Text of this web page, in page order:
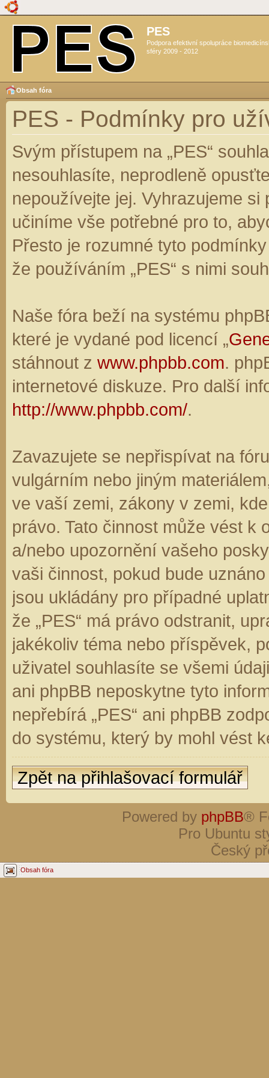
PES
Podpora efektivní spolupráce
sféry 2009 - 2012
Obsah fóra
PES - Podmínky pro
Svým přístupem na „PES“
nesouhlasíte, neprodleně
nepoužívejte jej. Vyhrazujeme
učiníme vše potřebné pro to,
Přesto je rozumné tyto
že používáním „PES“ s nimi
Naše fóra beží na systému
které je vydané pod licencí „
stáhnout z www.phpbb.com.
internetové diskuze. Pro další
http://www.phpbb.com/.
Zavazujete se nepřispívat na
vulgárním nebo jiným
ve vaší zemi, zákony v zemi,
právo. Tato činnost může vést k
a/nebo upozornění vašeho
vaši činnost, pokud bude
jsou ukládány pro případné
že „PES“ má právo odstranit,
jakékoliv téma nebo příspěvek,
uživatel souhlasíte se všemi
ani phpBB neposkytne tyto
nepřebírá „PES“ ani phpBB
do systému, který by mohl vést
Zpět na přihlašovací formulář
Powered by phpBB®
Pro Ubuntu
Český
Obsah fóra